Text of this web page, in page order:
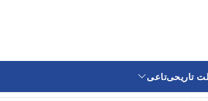
تاريحىتاعى